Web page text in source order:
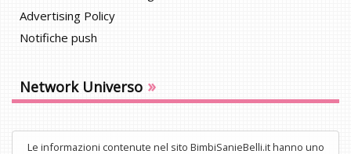
Advertising Policy
Notifiche push
Network Universo »
Le informazioni contenute nel sito BimbiSanieBelli.it hanno uno